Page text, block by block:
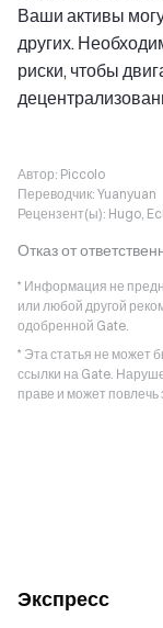
Ваши активы
других.
риски, чтобы
Автор: Piccolo
Переводчик: Yuanyuan
Рецензент(ы): Hugo,
Отказ от
* Информация не
или любой другой
одобренной Gate.
* Эта статья не может
ссылки на Gate.
праве и может повлечь
Экспресс